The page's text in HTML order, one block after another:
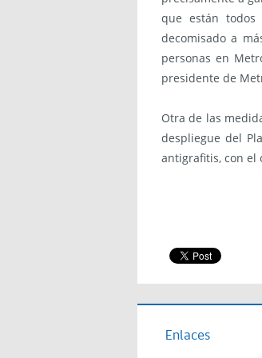
que están
decomisado a
personas en
presidente de
Otra de las
despliegue del
antigrafitis, con el
Enlaces